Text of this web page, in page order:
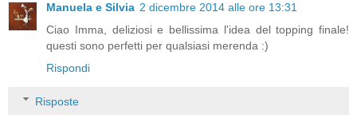
Manuela e Silvia 2 dicembre 2014 alle ore 13:31
Ciao Imma, deliziosi e bellissima l'idea del topping finale!
questi sono perfetti per qualsiasi merenda :)
Rispondi
Risposte